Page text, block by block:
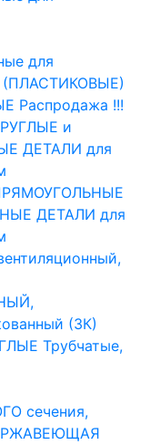
для
Распродажа !!!
и
ДЕТАЛИ для
ДЕТАЛИ для
(ЗК)
Трубчатые,
сечения,